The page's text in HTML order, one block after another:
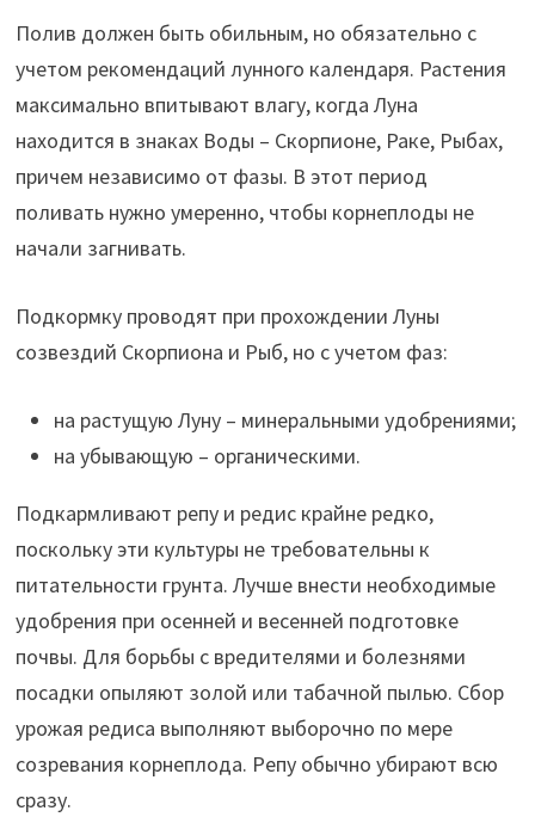
Полив должен быть обильным, но обязательно с
учетом рекомендаций лунного календаря. Растения
максимально впитывают влагу, когда Луна
находится в знаках Воды – Скорпионе, Раке, Рыбах,
причем независимо от фазы. В этот период
поливать нужно умеренно, чтобы корнеплоды не
начали загнивать.
Подкормку проводят при прохождении Луны
созвездий Скорпиона и Рыб, но с учетом фаз:
на растущую Луну – минеральными удобрениями;
на убывающую – органическими.
Подкармливают репу и редис крайне редко,
поскольку эти культуры не требовательны к
питательности грунта. Лучше внести необходимые
удобрения при осенней и весенней подготовке
почвы. Для борьбы с вредителями и болезнями
посадки опыляют золой или табачной пылью. Сбор
урожая редиса выполняют выборочно по мере
созревания корнеплода. Репу обычно убирают всю
сразу.